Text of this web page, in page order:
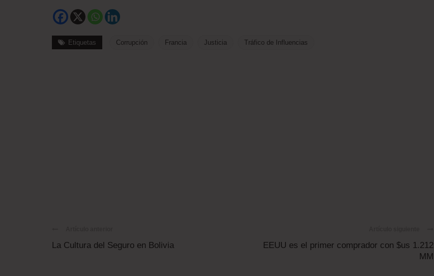
Etiquetas Corrupción Francia Justicia Tráfico de Influencias
La Cultura del Seguro en Bolivia
EEUU es el primer comprador con $us 1.212
MM